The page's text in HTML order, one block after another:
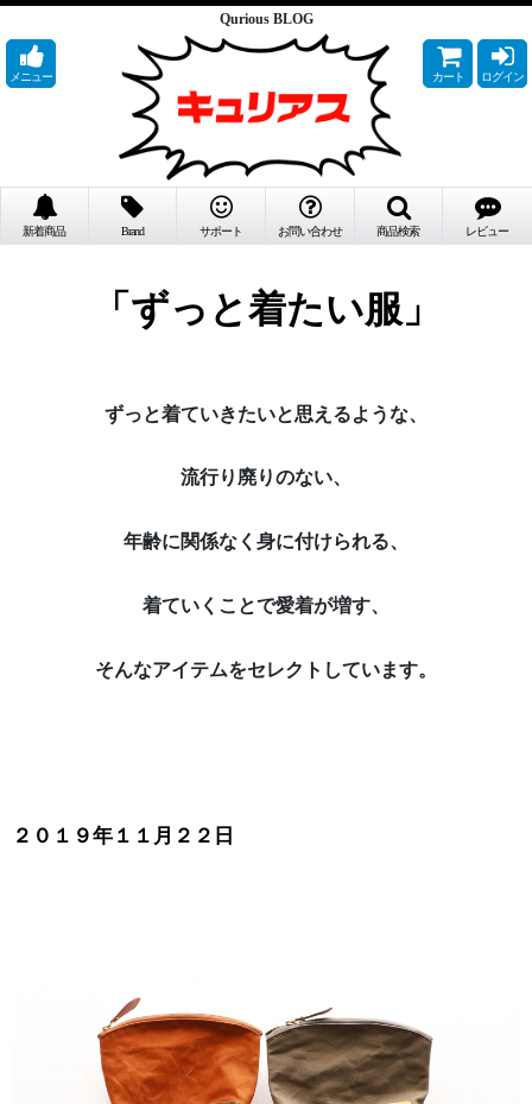
Qurious BLOG
「ずっと着たい服」
ずっと着ていきたいと思えるような、
流行り廃りのない、
年齢に関係なく身に付けられる、
着ていくことで愛着が増す、
そんなアイテムをセレクトしています。
メニュー カート ログイン
新着商品 Brand サポート お問い合わせ 商品検索 レビュー
２０１９年１１月２２日